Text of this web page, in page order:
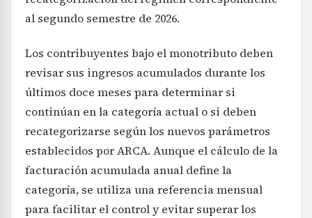
al segundo semestre de 2026.
Los contribuyentes bajo el monotributo deben
revisar sus ingresos acumulados durante los
últimos doce meses para determinar si
continúan en la categoría actual o si deben
recategorizarse según los nuevos parámetros
establecidos por ARCA. Aunque el cálculo de la
facturación acumulada anual define la
categoría, se utiliza una referencia mensual
para facilitar el control y evitar superar los